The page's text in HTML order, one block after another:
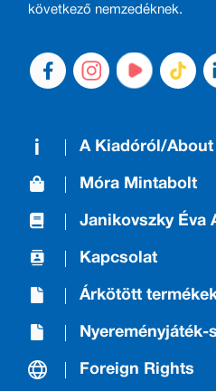
következő nemzedéknek.
A Kiadóról/About
Móra Mintabolt
Janikovszky Éva
Kapcsolat
Árkötött
Nyereményjáték-
Foreign Rights